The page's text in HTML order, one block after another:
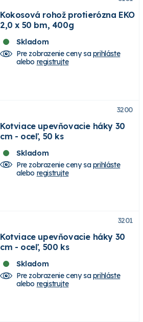
Kokosová rohož protierózna EKO
2,0 x 50 bm, 400g
Skladom
Pre zobrazenie ceny saprihláste
alebo registrujte
3200
Kotviace upevňovacie háky 30
cm - oceľ, 50 ks
Skladom
Pre zobrazenie ceny saprihláste
alebo registrujte
3201
Kotviace upevňovacie háky 30
cm - oceľ, 500 ks
Skladom
Pre zobrazenie ceny saprihláste
alebo registrujte